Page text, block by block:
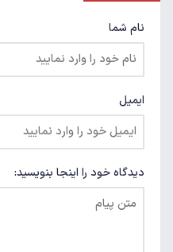
نام شما
ایمیل
دیدگاه خود را اینجا بنویسید: